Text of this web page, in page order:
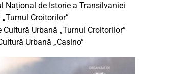
Național de Istorie a Transilvaniei
Croitorilor”
Urbană „Turnul Croitorilor”
Urbană „Casino”